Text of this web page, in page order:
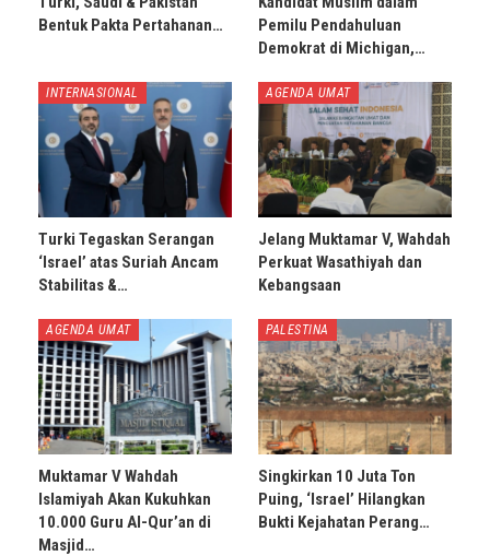
Bentuk Pakta Pertahanan…
Pemilu Pendahuluan
Demokrat di Michigan,…
INTERNASIONAL
Turki Tegaskan Serangan
‘Israel’ atas Suriah Ancam
Stabilitas &…
AGENDA UMAT
Jelang Muktamar V, Wahdah
Perkuat Wasathiyah dan
Kebangsaan
AGENDA UMAT
Muktamar V Wahdah
Islamiyah Akan Kukuhkan
10.000 Guru Al-Qur’an di
Masjid…
PALESTINA
Singkirkan 10 Juta Ton
Puing, ‘Israel’ Hilangkan
Bukti Kejahatan Perang…